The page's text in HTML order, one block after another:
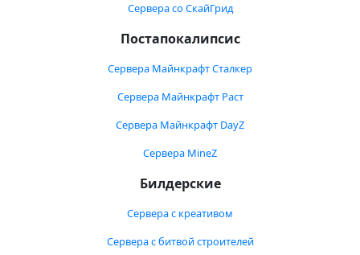
Сервера со СкайГрид
Постапокалипсис
Сервера Майнкрафт Сталкер
Сервера Майнкрафт Раст
Сервера Майнкрафт DayZ
Сервера MineZ
Билдерские
Сервера с креативом
Сервера с битвой строителей